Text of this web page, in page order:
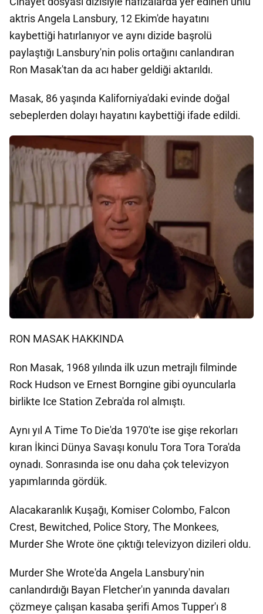
aktris Angela Lansbury, 12 Ekim'de hayatını
kaybettiği hatırlanıyor ve aynı dizide başrolü
paylaştığı Lansbury'nin polis ortağını canlandıran
Ron Masak'tan da acı haber geldiği aktarıldı.
Masak, 86 yaşında Kaliforniya'daki evinde doğal
sebeplerden dolayı hayatını kaybettiği ifade edildi.
RON MASAK HAKKINDA
Ron Masak, 1968 yılında ilk uzun metrajlı filminde
Rock Hudson ve Ernest Borngine gibi oyuncularla
birlikte Ice Station Zebra'da rol almıştı.
Aynı yıl A Time To Die'da 1970'te ise gişe rekorları
kıran İkinci Dünya Savaşı konulu Tora Tora Tora'da
oynadı. Sonrasında ise onu daha çok televizyon
yapımlarında gördük.
Alacakaranlık Kuşağı, Komiser Colombo, Falcon
Crest, Bewitched, Police Story, The Monkees,
Murder She Wrote öne çıktığı televizyon dizileri oldu.
Murder She Wrote'da Angela Lansbury'nin
canlandırdığı Bayan Fletcher'ın yanında davaları
çözmeye çalışan kasaba şerifi Amos Tupper'ı 8